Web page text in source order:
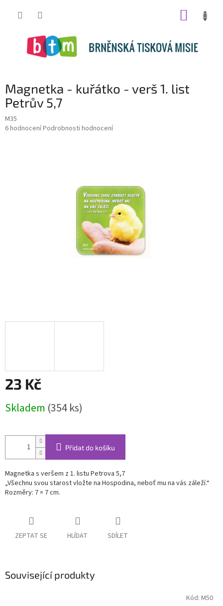
Magnetka - kuřátko - verš 1. list
Petrův 5,7
M35
Průměrné
6 hodnoceníPodrobnosti hodnocení
23 Kč
cena:
Skladem (354 ks)
Přidat do košíku
Magnetka s veršem z 1. listu Petrova 5,7
„Všechnu svou starost vložte na Hospodina, neboť mu na vás záleží.“
Rozměry: 7 × 7 cm.
ZEPTAT SE HLÍDAT SDÍLET
Související produkty
Kód: M50